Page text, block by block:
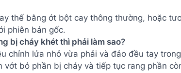
thế bằng ớt bột cay thông thường, hoặc
phiên bản gốc.
bị cháy khét thì phải làm sao?
chỉnh lửa nhỏ vừa phải và đảo đều tay
vớt bỏ phần bị cháy và tiếp tục rang phần